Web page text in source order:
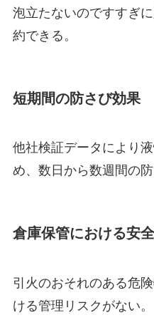
泡立たないのですすぎ
約できる。
短期間の防さび効果
他社検証データにより
め、数日から数週間の防
倉庫保管における安
引火のおそれのある危
ける管理リスクがない。